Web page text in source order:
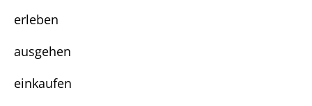
erleben
ausgehen
einkaufen